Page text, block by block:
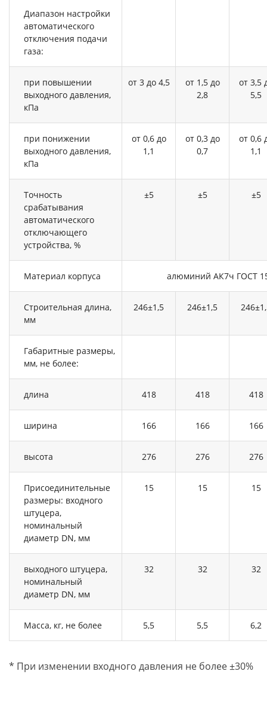
Диапазон настройки
автоматического
отключения подачи
газа:
при повышении
выходного давления,
кПа
от 3 до 4,5
от 1,5 до
2,8
от 3,5
5,5
при понижении
выходного давления,
кПа
от 0,6 до
1,1
от 0,3 до
0,7
от 0,6
1,1
Точность
срабатывания
автоматического
отключающего
устройства, %
±5 ±5 ±5
Материал корпуса алюминий АК7ч ГОСТ
Строительная длина,
мм
246±1,5 246±1,5
Габаритные размеры,
мм, не более:
длина 418 418 418
ширина 166 166 166
высота 276 276 276
Присоединительные
размеры: входного
штуцера,
номинальный
диаметр DN, мм
15 15 15
выходного штуцера,
номинальный
диаметр DN, мм
32 32 32
Масса, кг, не более 5,5 5,5 6,2
* При изменении входного давления не более ±30%